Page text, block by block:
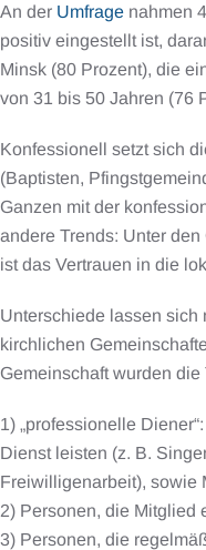
An der Umfrage nahmen
positiv eingestellt ist,
Minsk (80 Prozent), die
von 31 bis 50 Jahren (76
Konfessionell setzt sich
(Baptisten,
Ganzen mit der
andere Trends: Unter
ist das Vertrauen in die
Unterschiede lassen sich
kirchlichen
Gemeinschaft wurden
1) „professionelle
Dienst leisten (z. B.
Freiwilligenarbeit), sowie
2) Personen, die Mitglied
3) Personen, die